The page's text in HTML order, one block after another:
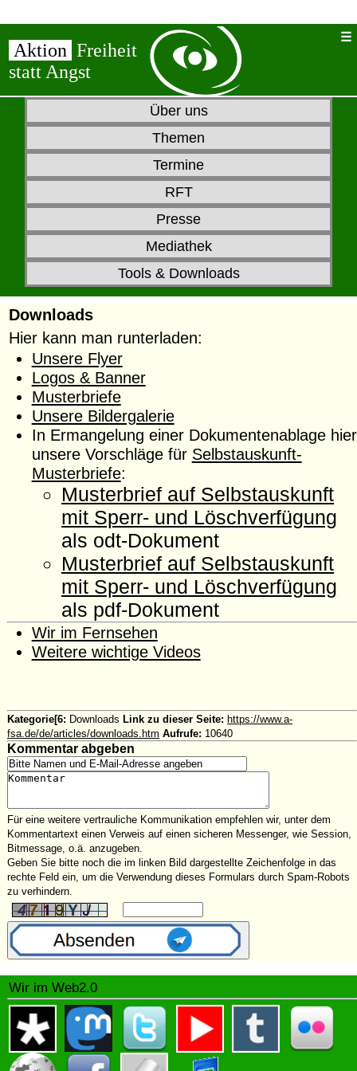
Aktion Freiheit
statt Angst
Über uns
Themen
Termine
RFT
Presse
Mediathek
Tools & Downloads
Downloads
Hier kann man runterladen:
Unsere Flyer
Logos & Banner
Musterbriefe
Unsere Bildergalerie
In Ermangelung einer Dokumentenablage hier
unsere Vorschläge für Selbstauskunft-
Musterbriefe:
Musterbrief auf Selbstauskunft
mit Sperr- und Löschverfügung
als odt-Dokument
Musterbrief auf Selbstauskunft
mit Sperr- und Löschverfügung
als pdf-Dokument
Wir im Fernsehen
Weitere wichtige Videos
Kategorie[6: Downloads Link zu dieser Seite: https://www.a-
fsa.de/de/articles/downloads.htm Aufrufe: 10640
Kommentar abgeben
Für eine weitere vertrauliche Kommunikation empfehlen wir, unter dem
Kommentartext einen Verweis auf einen sicheren Messenger, wie Session,
Bitmessage, o.ä. anzugeben.
Geben Sie bitte noch die im linken Bild dargestellte Zeichenfolge in das
rechte Feld ein, um die Verwendung dieses Formulars durch Spam-Robots
zu verhindern.
Wir im Web2.0